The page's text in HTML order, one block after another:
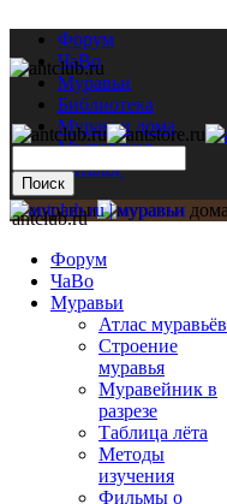
Форум
ЧаВо
Муравьи
Библиотека
Муравьи дома
Мастерская
Каталог
antclub.ru
Форум
ЧаВо
Муравьи
Атлас муравьёв
Строение
муравья
Муравейник в
разрезе
Таблица лёта
Методы
изучения
Фильмы о